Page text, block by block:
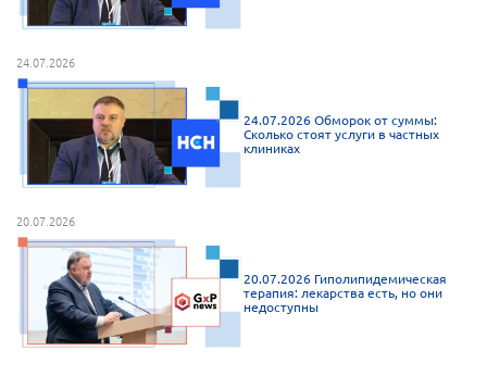
Оренбургская область
Республика Башкортостан
Республика Бурятия
Республика Карелия
Республика Калмыкия
Республика Хакасия
Ростовская область
г. Санкт-Петербург
г. Севастополь
24.07.2026
24.07.2026 Обморок от суммы:
Сколько стоят услуги в частных
клиниках
20.07.2026
20.07.2026 Гиполипидемическая
терапия: лекарства есть, но они
недоступны